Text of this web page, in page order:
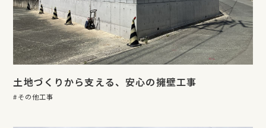
土地づくりから支える、安心の擁壁工事
その他工事